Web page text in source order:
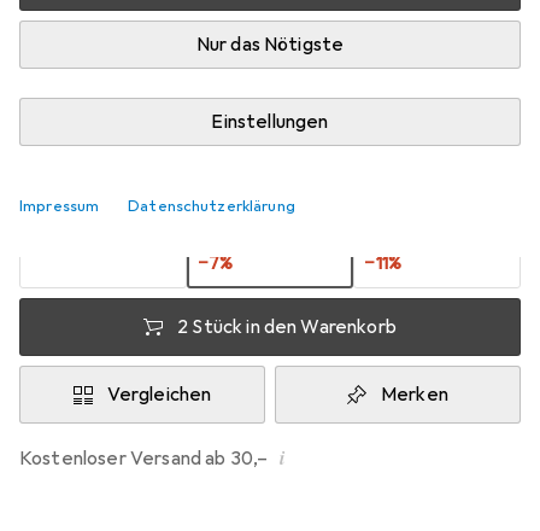
Nur das Nötigste
Einstellungen
Impressum Datenschutzerklärung
Zwischen Di, 25.8. und Do, 27.8. geliefert
Lieferort angeben für genaue Lieferzeit
1 Stück
2 Stück
−7% −11%
2 Stück in den Warenkorb
Vergleichen Merken
Kostenloser Versand ab 30,– i